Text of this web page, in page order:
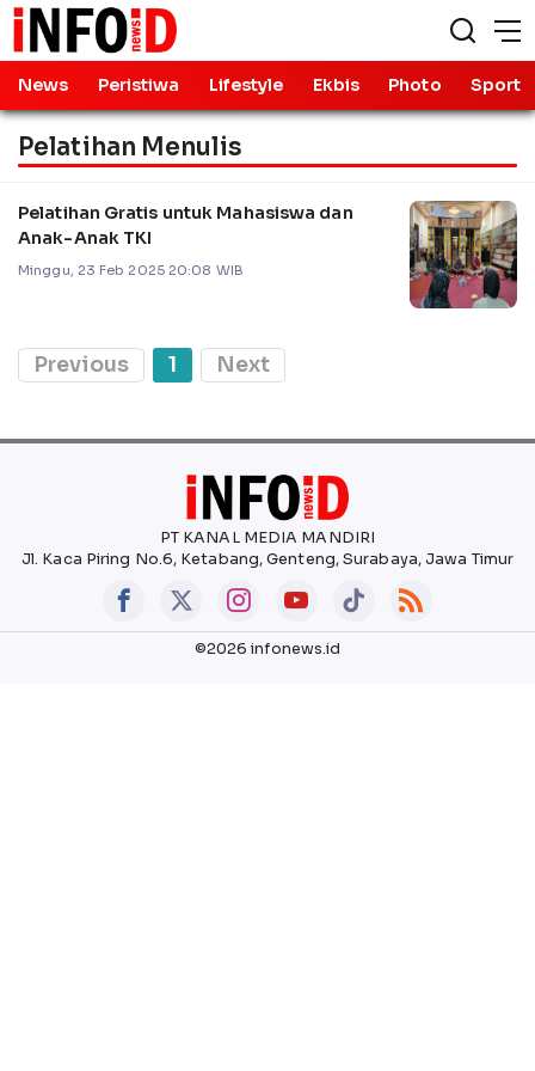
News Peristiwa Lifestyle Ekbis Photo Sport
Pelatihan Menulis
Pelatihan Gratis untuk Mahasiswa dan
Anak-Anak TKI
Minggu, 23 Feb 2025 20:08 WIB
Previous 1 Next
PT KANAL MEDIA MANDIRI
Jl. Kaca Piring No.6, Ketabang, Genteng, Surabaya, Jawa Timur
©2026 infonews.id